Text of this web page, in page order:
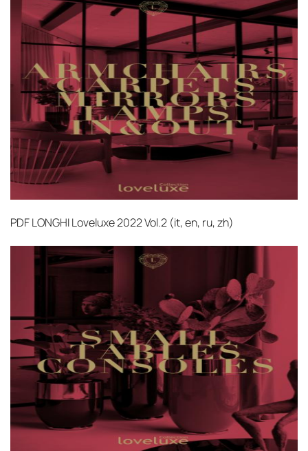
PDFLONGHI Loveluxe 2022 Vol.2 (it, en, ru, zh)‎